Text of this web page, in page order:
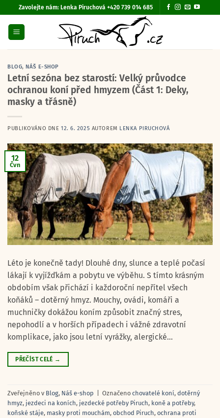
Přeskočit
na
obsah
Zavolejte nám: Lenka Piruchová +420 739 014 685
BLOG,NÁŠ E-SHOP
Letní sezóna bez starostí: Velký průvodce
ochranou koní před hmyzem (Část 1: Deky,
masky a třásně)
PUBLIKOVÁNO DNE 12. 6. 2025 AUTOREM LENKA PIRUCHOVÁ
12
Čvn
Léto je konečně tady! Dlouhé dny, slunce a teplé počasí
lákají k vyjížďkám a pobytu ve výběhu. S tímto krásným
obdobím však přichází i každoroční nepřítel všech
koňáků – dotěrný hmyz. Mouchy, ovádi, komáři a
muchničky dokážou koním způsobit značný stres,
nepohodlí a v horších případech i vážné zdravotní
komplikace, jako jsou letní vyrážky, alergické…
PŘEČÍST CELÉ →
Zveřejněno v Blog, Náš e-shop Označeno chovatelé koní, dotěrný
hmyz, jezdeci na koních, jezdecké potřeby Piruch, koně a potřeby,
koňské stáje, masky proti mouchám, obchod Piruch, ochrana proti